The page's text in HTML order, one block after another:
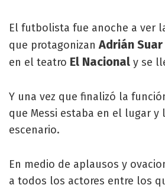
El futbolista fue anoche a ver
que protagonizanAdrián Suar
en el teatro El Nacional y se
Y una vez que finalizó la
que Messi estaba en el lugar
escenario.
En medio de aplausos y
a todos los actores entre los